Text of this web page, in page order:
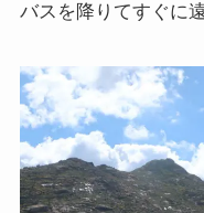
バスを降りてすぐに